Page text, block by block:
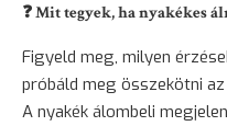
❓ Mit tegyek, ha nyakékes
Figyeld meg, milyen
próbáld meg összekötni
A nyakék álombeli